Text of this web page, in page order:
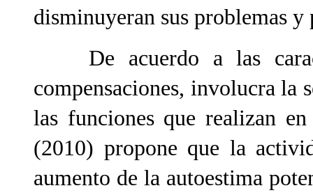
disminuyeran sus problemas y
De acuerdo a las
compensaciones, involucra la
las funciones que realizan
(2010) propone que la
aumento de la autoestima